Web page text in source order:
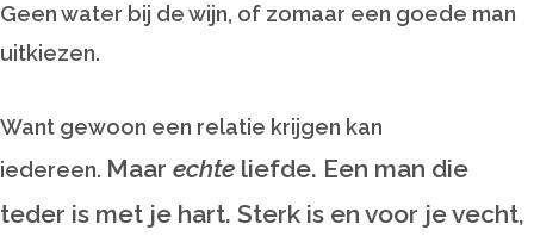
Geen water bij de wijn, of zomaar een goede man
uitkiezen.
Want gewoon een relatie krijgen kan
iedereen. Maar echte liefde. Een man die
teder is met je hart. Sterk is en voor je vecht,